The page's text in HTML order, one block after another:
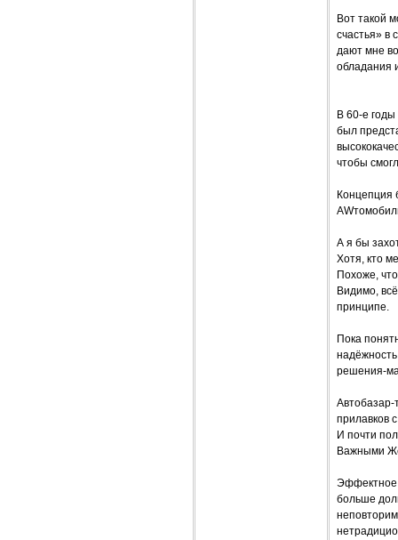
Вот такой
счастья» в
дают мне
обладания
В 60-е
был
чтобы
Концепция
А я бы
Хотя, кто
Похоже,
Видимо,
принципе.
Пока
решения-
Автобазар-
прилавков
И почти
Важными
Эффектное
больше